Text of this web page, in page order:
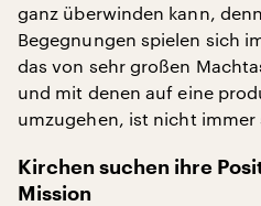
ganz überwinden kann,
Begegnungen spielen sich
das von sehr großen
und mit denen auf eine
umzugehen, ist nicht immer
Kirchen suchen ihre
Mission